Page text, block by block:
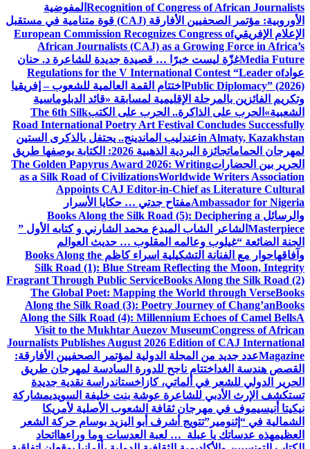
Recognition of Congress of African Journalists المفوضية
الأوروبية: مؤتمر الصحفيين الأفارقة (CAJ) قوة متنامية في مستقبل
الإعلام الإفريقيEuropean Commission Recognizes Congress of
African Journalists (CAJ) as a Growing Force in Africa’s
Media Futureغزّة ليست خبرًا … قصيدة جديدة للشاعرة د. حنان
عوادRegulations for the V International Contest “Leader of
Public Diplomacy” (2026) اختتام القمة العالمية للشعوب – إفريقيا
وتكريم الفائزين بالمرحلة الإقليمية لمسابقة «قائد الدبلوماسية
الشعبية» الحرب على الذاكرة.. الحرب على الكتبThe 6th Silk
Road International Poetry Art Festival Concludes Successfully
in Almaty, Kazakhstanعندليب الماندينج.. يحتفل بالذكرى الستين
لمهرجان الحمامات
جائزة البردية الذهبية 2026: الكتابة بوصفها طريق
الحرير بين الحضاراتThe Golden Papyrus Award 2026: Writing
as a Silk Road of CivilizationsWorldwide Writers Association
Appoints CAJ Editor-in-Chief as Literature Cultural
Ambassador for Nigeriaمفتاح جدتي … حكايا الأسرار
والرسائل Books Along the Silk Road (5): Deciphering a
Masterpiece الشاعر الشاب المبدع محمد الشارني و كتابه الأول ”
الجنة الضائعة “غيلوب وعالمه المقلوب … حديث العوالم
وآفاقهاحوار مع الفنانة التشكيلية اسراء كاظم Books Along the
Silk Road (1): Blue Stream Reflecting the Moon, Integrity
Fragrant Through Public ServiceBooks Along the Silk Road (2)
The Global Poet: Mapping the World through VerseBooks
Along the Silk Road (3): Poetry Journey of Chang’anBooks
Along the Silk Road (4): Millennium Echoes of Camel BellsA
Visit to the Mukhtar Auezov MuseumCongress of African
Journalists Publishes August 2026 Edition of CAJ International
Magazineعدد جديد من المجلة الدولية لمؤتمر الصحفيين الأفارقة:
القصص هندسة الغد اختتام ناجح للدورة السادسة لمهرجان طريق
الحرير الدولي للشعر في ألماتي، كازاخستاندراسة نقدية جديدة
تستكشف الإرث الأدبي للشاعرة عوشة بنت خليفة السويديمشاركة
نيكيتا أنيسيموف في مهرجان ثقافة الشعوب الأصلية لأمريكا
الشمالية في “إثنومير”تتويج أشرف أبو اليزيد بوسام حركة الشعر
العظيمهذه عدساتك يا عبلة … لعبة العدسات وما وراءها اتحاد